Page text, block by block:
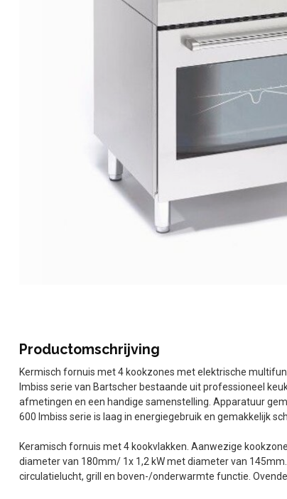
Productomschrijving
Kermisch fornuis met 4 kookzones met elektrische
Imbiss serie van Bartscher bestaande uit professioneel
afmetingen en een handige samenstelling. Apparatuur
600 Imbiss serie is laag in energiegebruik en gemakkelijk
Keramisch fornuis met 4 kookvlakken. Aanwezige
diameter van 180mm/ 1x 1,2 kW met diameter van
circulatielucht, grill en boven-/onderwarmte functie.